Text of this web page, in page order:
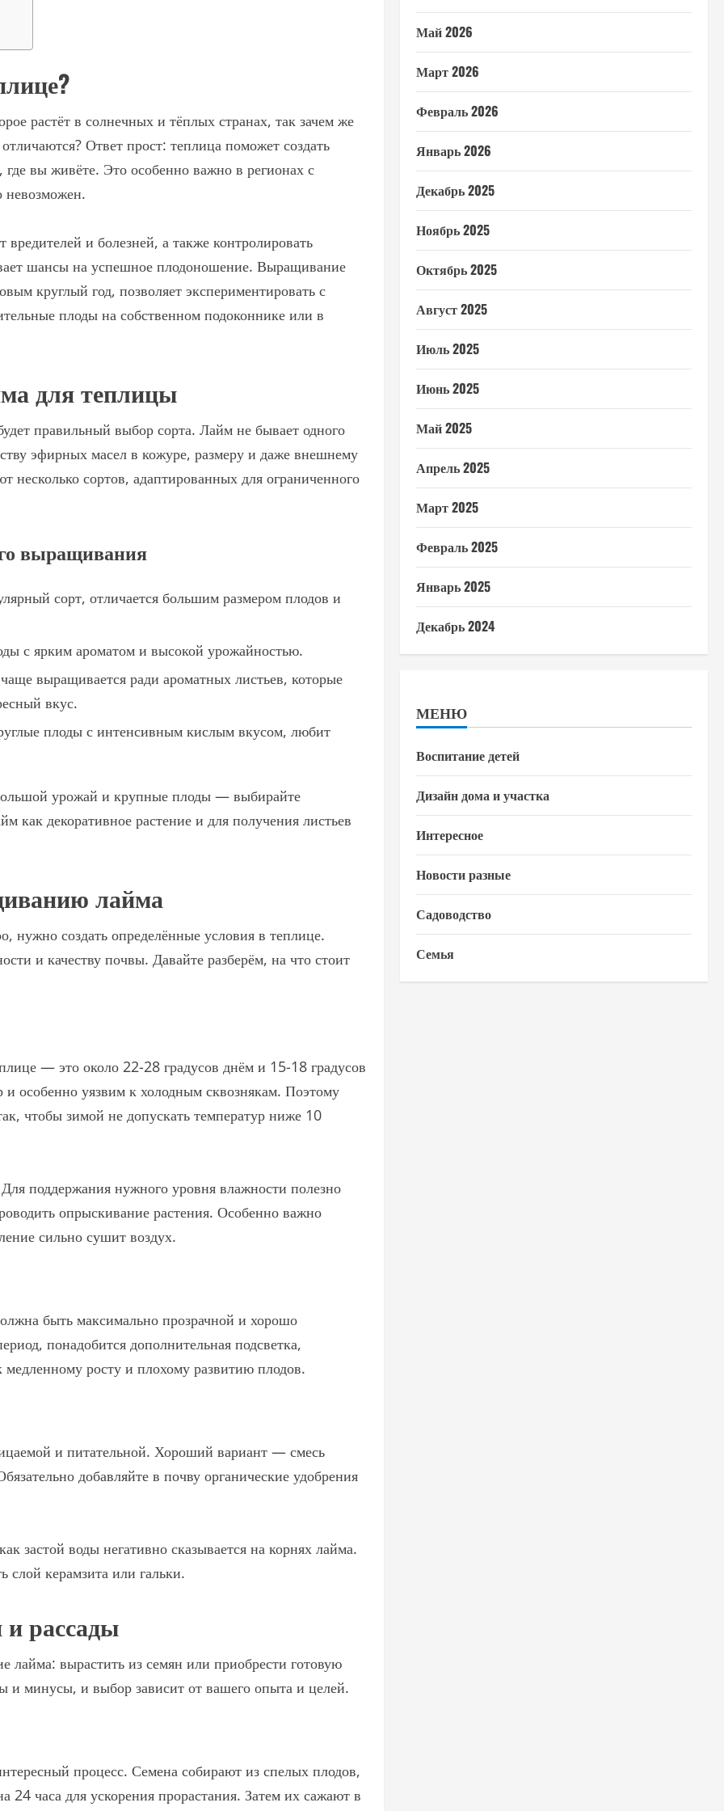
растёт в солнечных и тёплых странах, так зачем же
Ответ прост: теплица поможет создать
вы живёте. Это особенно важно в регионах с
невозможен.
и болезней, а также контролировать
шансы на успешное плодоношение. Выращивание
круглый год, позволяет экспериментировать с
плоды на собственном подоконнике или в
для теплицы
правильный выбор сорта. Лайм не бывает одного
эфирных масел в кожуре, размеру и даже внешнему
сортов, адаптированных для ограниченного
выращивания
сорт, отличается большим размером плодов и
с ярким ароматом и высокой урожайностью.
выращивается ради ароматных листьев, которые
вкус.
плоды с интенсивным кислым вкусом, любит
урожай и крупные плоды — выбирайте
как декоративное растение и для получения листьев
лайма
нужно создать определённые условия в теплице.
и качеству почвы. Давайте разберём, на что стоит
— это около 22-28 градусов днём и 15-18 градусов
особенно уязвим к холодным сквознякам. Поэтому
чтобы зимой не допускать температур ниже 10
поддержания нужного уровня влажности полезно
опрыскивание растения. Особенно важно
сильно сушит воздух.
быть максимально прозрачной и хорошо
понадобится дополнительная подсветка,
росту и плохому развитию плодов.
и питательной. Хороший вариант — смесь
добавляйте в почву органические удобрения
застой воды негативно сказывается на корнях лайма.
слой керамзита или гальки.
рассады
лайма: вырастить из семян или приобрести готовую
и минусы, и выбор зависит от вашего опыта и целей.
процесс. Семена собирают из спелых плодов,
часа для ускорения прорастания. Затем их сажают в
Май 2026
Март 2026
Февраль 2026
Январь 2026
Декабрь 2025
Ноябрь 2025
Октябрь 2025
Август 2025
Июль 2025
Июнь 2025
Май 2025
Апрель 2025
Март 2025
Февраль 2025
Январь 2025
Декабрь 2024
МЕНЮ
Воспитание детей
Дизайн дома и участка
Интересное
Новости разные
Садоводство
Семья